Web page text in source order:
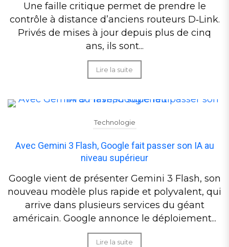
Une faille critique permet de prendre le
contrôle à distance d’anciens routeurs D‑Link.
Privés de mises à jour depuis plus de cinq
ans, ils sont...
Lire la suite
Technologie
Avec Gemini 3 Flash, Google fait passer son IA au
niveau supérieur
Google vient de présenter Gemini 3 Flash, son
nouveau modèle plus rapide et polyvalent, qui
arrive dans plusieurs services du géant
américain. Google annonce le déploiement...
Lire la suite